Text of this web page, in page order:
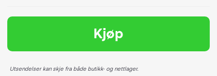
Kjøp
Utsendelser kan skje fra både butikk- og nettlager.